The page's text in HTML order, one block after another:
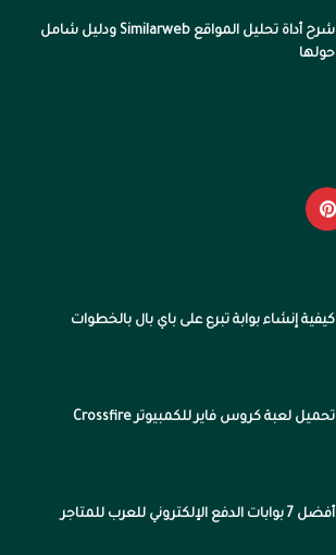
شرح أداة تحليل المواقع Similarweb ودليل شامل
حولها
بينتيريست
كيفية إنشاء بوابة تبرع على باي بال بالخطوات
تحميل لعبة كروس فاير للكمبيوتر Crossfire
أفضل 7 بوابات الدفع الإلكتروني للعرب للمتاجر